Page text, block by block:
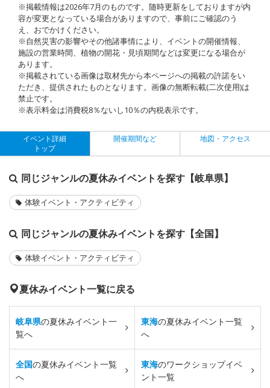
※掲載情報は2026年7月のものです。随時更新をしておりますが内
容が変更となっている場合がありますので、事前にご確認のう
え、おでかけください。
※自然災害の影響やその他諸事情により、イベントの開催情報、
施設の営業時間、植物の開花・見頃期間などは変更になる場合が
あります。
※掲載されている画像は取材先から本ページへの掲載の許諾をい
ただき、提供されたものとなります。画像の無断転載(二次使用)は
禁止です。
※表示料金は消費税8％ないし10％の内税表示です。
イベント詳細
トップ
開催期間など 地図・アクセス
同じジャンルの夏休みイベントを探す【岐阜県】
体験イベント・アクティビティ
同じジャンルの夏休みイベントを探す【全国】
体験イベント・アクティビティ
夏休みイベント一覧に戻る
岐阜県の夏休みイベント一
覧へ
東海の夏休みイベント一覧
へ
全国の夏休みイベント一覧
へ
東海のワークショップイベ
ント一覧